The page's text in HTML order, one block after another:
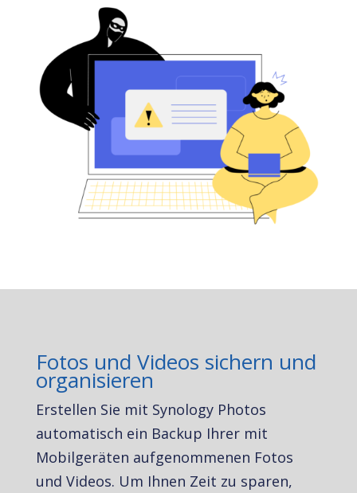
Fotos und Videos sichern und
organisieren
Erstellen Sie mit Synology Photos
automatisch ein Backup Ihrer mit
Mobilgeräten aufgenommenen Fotos
und Videos. Um Ihnen Zeit zu sparen,